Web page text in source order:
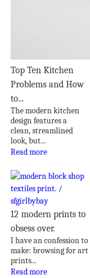
Top Ten Kitchen
Problems and How
to...
The modern kitchen
design features a
clean, streamlined
look, but...
Read more
12 modern prints to
obsess over.
I have an confession to
make: browsing for art
prints...
Read more